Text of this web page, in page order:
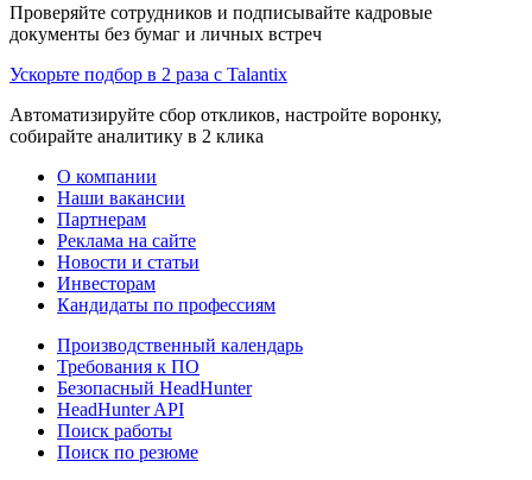
Проверяйте сотрудников и подписывайте кадровые
документы без бумаг и личных встреч
Ускорьте подбор в 2 раза с Talantix
Автоматизируйте сбор откликов, настройте воронку,
собирайте аналитику в 2 клика
О компании
Наши вакансии
Партнерам
Реклама на сайте
Новости и статьи
Инвесторам
Кандидаты по профессиям
Производственный календарь
Требования к ПО
Безопасный HeadHunter
HeadHunter API
Поиск работы
Поиск по резюме